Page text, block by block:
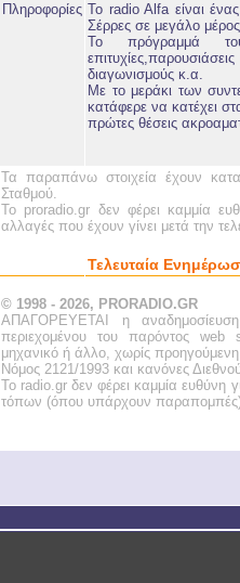
Πληροφορίες To radio Alfa είναι
Σέρρες σε μεγάλο
Το πρόγραμμά
διαγωνισμούς κ.α.
Με το μεράκι των
κατάφερε να κατέχει
πρώτες θέσεις
Τα παραπάνω στοιχεία έχουν
Σταθμού.
Το proradio.gr δεν φέρει καμμία
αλλαγές που έχουν γίνει μετά την
Τελευταία
© 1998 - 2026, PRORADIO.GR
ΑΠΑΓΟΡΕΥΕΤΑΙ η
περιεχομένου του παρόντος web
μηχανικό ή άλλο, χωρίς
Νόμος 2121/1993 και κανόνες
Το radio.gr δεν φέρει καμμία ευθύνη
τόπων (όπου υπάρχουν